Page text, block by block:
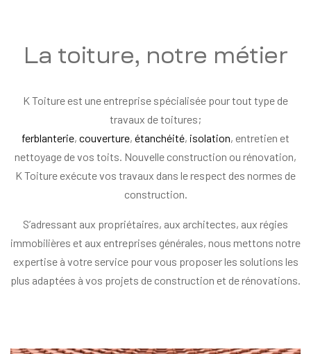
La toiture, notre métier
K Toiture est une entreprise spécialisée pour tout type de
travaux de toitures;
ferblanterie, couverture, étanchéité, isolation, entretien et
nettoyage de vos toits. Nouvelle construction ou rénovation,
K Toiture exécute vos travaux dans le respect des normes de
construction.
S’adressant aux propriétaires, aux architectes, aux régies
immobilières et aux entreprises générales, nous mettons notre
expertise à votre service pour vous proposer les solutions les
plus adaptées à vos projets de construction et de rénovations.